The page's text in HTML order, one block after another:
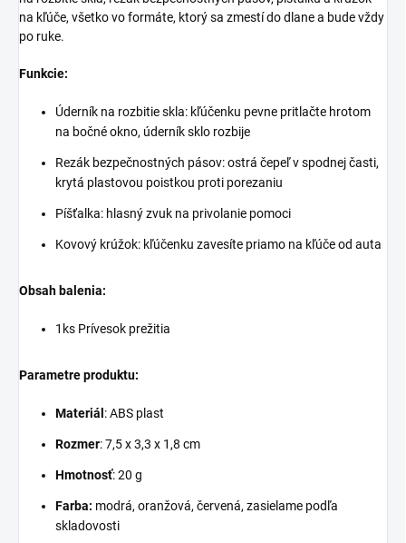
na kľúče, všetko vo formáte, ktorý sa zmestí do dlane a bude vždy
po ruke.
Funkcie:
Úderník na rozbitie skla: kľúčenku pevne pritlačte hrotom
na bočné okno, úderník sklo rozbije
Rezák bezpečnostných pásov: ostrá čepeľ v spodnej časti,
krytá plastovou poistkou proti porezaniu
Píšťalka: hlasný zvuk na privolanie pomoci
Kovový krúžok: kľúčenku zavesíte priamo na kľúče od auta
Obsah balenia:
1ks Prívesok prežitia
Parametre produktu:
Materiál : ABS plast
Rozmer: 7,5 x 3,3 x 1,8 cm
Hmotnosť: 20 g
Farba: modrá, oranžová, červená, zasielame podľa
skladovosti